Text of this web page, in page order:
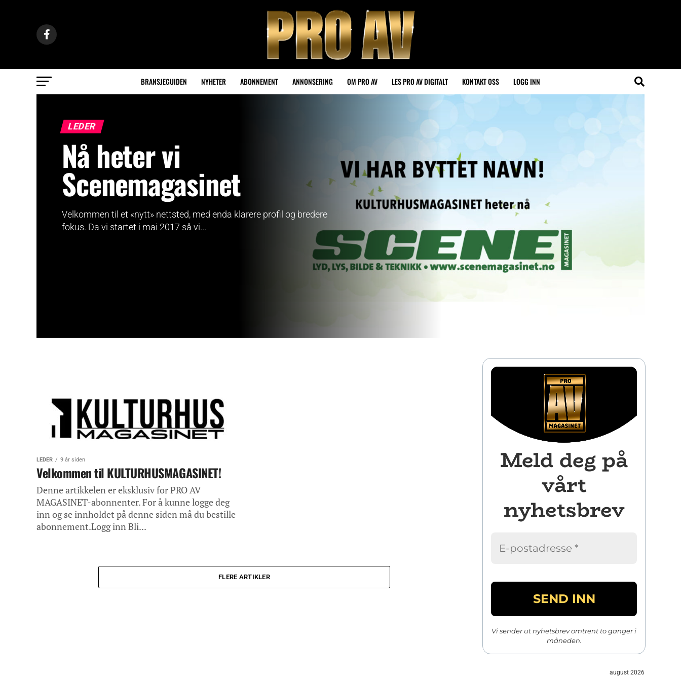
BRANSJEGUIDEN NYHETER ABONNEMENT ANNONSERING OM PRO AV LES PRO AV DIGITALT KONTAKT OSS LOGG INN
LEDER
Nå heter vi
Scenemagasinet
Velkommen til et «nytt» nettsted, med enda klarere profil og bredere
fokus. Da vi startet i mai 2017 så vi...
LEDER 9 år siden
Velkommen til KULTURHUSMAGASINET!
Denne artikkelen er eksklusiv for PRO AV
MAGASINET-abonnenter. For å kunne logge deg
inn og se innholdet på denne siden må du bestille
abonnement.Logg inn Bli...
FLERE ARTIKLER
Meld deg på
vårt
nyhetsbrev
Vi sender ut nyhetsbrev omtrent to ganger i
måneden.
august 2026